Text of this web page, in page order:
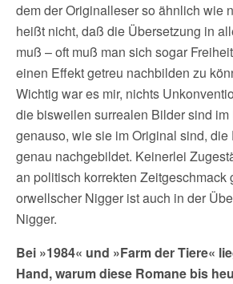
dem der Originalleser so ähnlich wie
heißt nicht, daß die Übersetzung in
muß – oft muß man sich sogar
einen Effekt getreu nachbilden zu
Wichtig war es mir, nichts
die bisweilen surrealen Bilder sind im
genauso, wie sie im Original sind,
genau nachgebildet. Keinerlei
an politisch korrekten Zeitgeschmack
orwellscher Nigger ist auch in der
Nigger.
Bei »1984« und »Farm der Tiere«
Hand, warum diese Romane bis